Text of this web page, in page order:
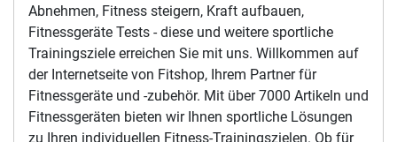
Abnehmen, Fitness steigern, Kraft aufbauen,
Fitnessgeräte Tests - diese und weitere sportliche
Trainingsziele erreichen Sie mit uns. Willkommen auf
der Internetseite von Fitshop, Ihrem Partner für
Fitnessgeräte und -zubehör. Mit über 7000 Artikeln und
Fitnessgeräten bieten wir Ihnen sportliche Lösungen
zu Ihren individuellen Fitness-Trainingszielen. Ob für